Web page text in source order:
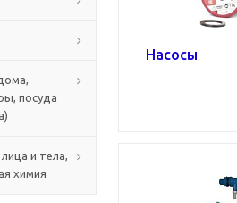
посуда
и тела,
химия
Насосы